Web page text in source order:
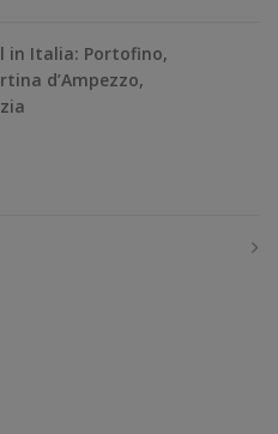
in Italia: Portofino,
d’Ampezzo,